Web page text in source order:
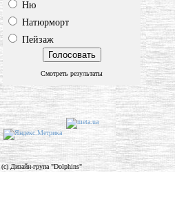
Ню
Натюрморт
Пейзаж
Смотреть результаты
(c) Дизайн-група "Dolphins"